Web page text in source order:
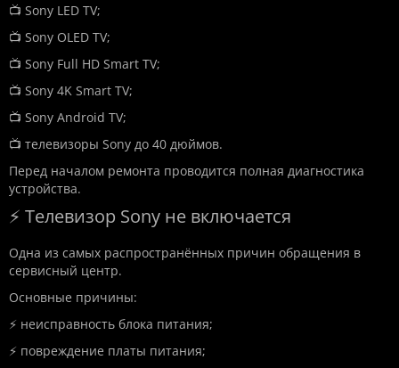
📺 Sony LED TV;
📺 Sony OLED TV;
📺 Sony Full HD Smart TV;
📺 Sony 4K Smart TV;
📺 Sony Android TV;
📺 телевизоры Sony до 40 дюймов.
Перед началом ремонта проводится полная диагностика
устройства.
⚡ Телевизор Sony не включается
Одна из самых распространённых причин обращения в
сервисный центр.
Основные причины:
⚡ неисправность блока питания;
⚡ повреждение платы питания;